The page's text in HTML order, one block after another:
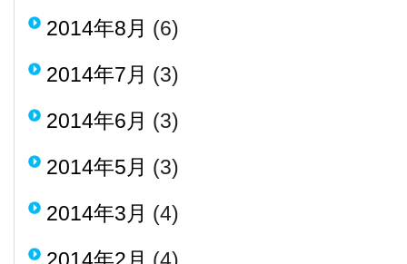
2014年8月 (6)
2014年7月 (3)
2014年6月 (3)
2014年5月 (3)
2014年3月 (4)
2014年2月 (4)